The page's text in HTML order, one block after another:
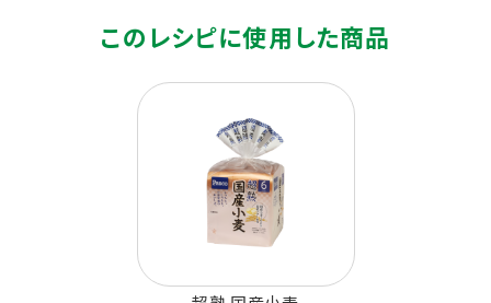
このレシピに使用した商品